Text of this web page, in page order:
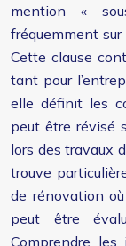
mention «
fréquemment
Cette clause
tant pour
elle définit les
peut être révisé
lors des travaux
trouve
de rénovation
peut être
Comprendre